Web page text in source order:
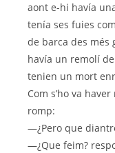
aont e-hi havía
tenía ses fuies
de barca des més
havía un remolí
tenien un mort
Com s’ho va
romp:
—¿Pero que
—¿Que feim?